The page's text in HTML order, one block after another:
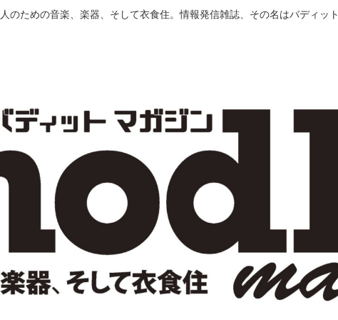
のための音楽、楽器、そして衣食住。情報発信雑誌、その名はバディット